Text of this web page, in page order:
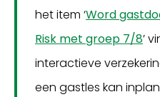
het item ‘Word
Risk met groep 7/8’
interactieve
een gastles kan